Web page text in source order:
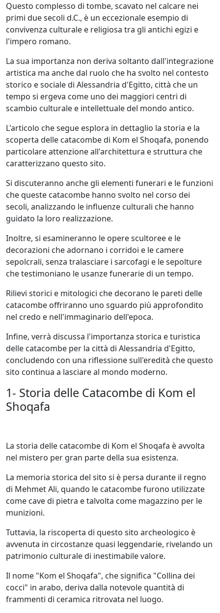
Questo complesso di tombe, scavato nel calcare nei
primi due secoli d.C., è un eccezionale esempio di
convivenza culturale e religiosa tra gli antichi egizi e
l'impero romano.
La sua importanza non deriva soltanto dall'integrazione
artistica ma anche dal ruolo che ha svolto nel contesto
storico e sociale di Alessandria d'Egitto, città che un
tempo si ergeva come uno dei maggiori centri di
scambio culturale e intellettuale del mondo antico.
L'articolo che segue esplora in dettaglio la storia e la
scoperta delle catacombe di Kom el Shoqafa, ponendo
particolare attenzione all'architettura e struttura che
caratterizzano questo sito.
Si discuteranno anche gli elementi funerari e le funzioni
che queste catacombe hanno svolto nel corso dei
secoli, analizzando le influenze culturali che hanno
guidato la loro realizzazione.
Inoltre, si esamineranno le opere scultoree e le
decorazioni che adornano i corridoi e le camere
sepolcrali, senza tralasciare i sarcofagi e le sepolture
che testimoniano le usanze funerarie di un tempo.
Rilievi storici e mitologici che decorano le pareti delle
catacombe offriranno uno sguardo più approfondito
nel credo e nell'immaginario dell'epoca.
Infine, verrà discussa l'importanza storica e turistica
delle catacombe per la città di Alessandria d'Egitto,
concludendo con una riflessione sull'eredità che questo
sito continua a lasciare al mondo moderno.
1- Storia delle Catacombe di Kom el
Shoqafa
La storia delle catacombe di Kom el Shoqafa è avvolta
nel mistero per gran parte della sua esistenza.
La memoria storica del sito si è persa durante il regno
di Mehmet Ali, quando le catacombe furono utilizzate
come cave di pietra e talvolta come magazzino per le
munizioni.
Tuttavia, la riscoperta di questo sito archeologico è
avvenuta in circostanze quasi leggendarie, rivelando un
patrimonio culturale di inestimabile valore.
Il nome "Kom el Shoqafa", che significa "Collina dei
cocci" in arabo, deriva dalla notevole quantità di
frammenti di ceramica ritrovata nel luogo.